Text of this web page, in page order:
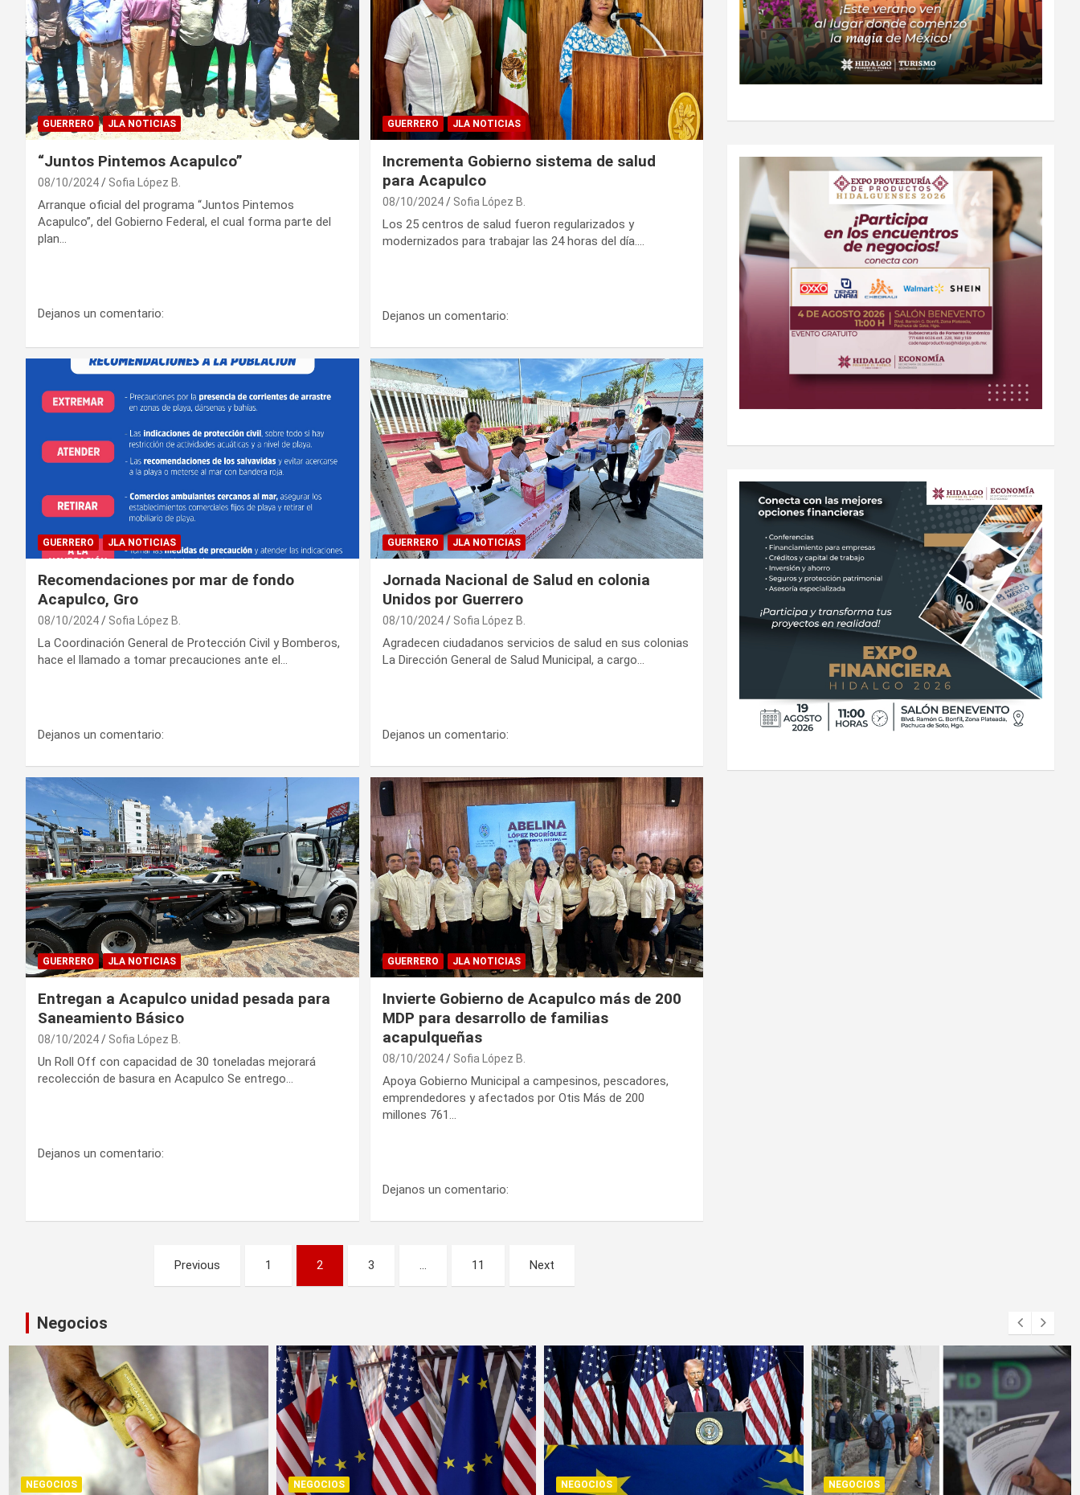
GUERRERO JLA NOTICIAS
“Juntos Pintemos Acapulco”
08/10/2024 Sofia López B.
Arranque oficial del programa “Juntos Pintemos
Acapulco”, del Gobierno Federal, el cual forma parte del
plan…
Dejanos un comentario:
GUERRERO JLA NOTICIAS
Incrementa Gobierno sistema de salud
para Acapulco
08/10/2024 Sofia López B.
Los 25 centros de salud fueron regularizados y
modernizados para trabajar las 24 horas del día.…
Dejanos un comentario:
GUERRERO JLA NOTICIAS
Recomendaciones por mar de fondo
Acapulco, Gro
08/10/2024 Sofia López B.
La Coordinación General de Protección Civil y Bomberos,
hace el llamado a tomar precauciones ante el…
Dejanos un comentario:
GUERRERO JLA NOTICIAS
Jornada Nacional de Salud en colonia
Unidos por Guerrero
08/10/2024 Sofia López B.
Agradecen ciudadanos servicios de salud en sus colonias
La Dirección General de Salud Municipal, a cargo…
Dejanos un comentario:
GUERRERO JLA NOTICIAS
Entregan a Acapulco unidad pesada para
Saneamiento Básico
08/10/2024 Sofia López B.
Un Roll Off con capacidad de 30 toneladas mejorará
recolección de basura en Acapulco Se entrego…
Dejanos un comentario:
GUERRERO JLA NOTICIAS
Invierte Gobierno de Acapulco más de 200
MDP para desarrollo de familias
acapulqueñas
08/10/2024 Sofia López B.
Apoya Gobierno Municipal a campesinos, pescadores,
emprendedores y afectados por Otis Más de 200
millones 761…
Dejanos un comentario:
entradas
Previous 1 2 3 … 11 Next
Negocios
NEGOCIOS NEGOCIOS NEGOCIOS NEGOCIOS